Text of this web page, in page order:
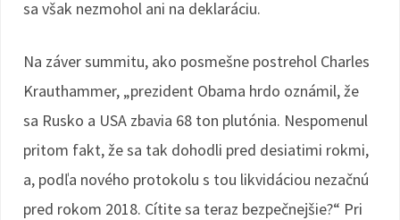
sa však nezmohol ani na deklaráciu.
Na záver summitu, ako posmešne postrehol Charles
Krauthammer, „prezident Obama hrdo oznámil, že
sa Rusko a USA zbavia 68 ton plutónia. Nespomenul
pritom fakt, že sa tak dohodli pred desiatimi rokmi,
a, podľa nového protokolu s tou likvidáciou nezačnú
pred rokom 2018. Cítite sa teraz bezpečnejšie?“ Pri